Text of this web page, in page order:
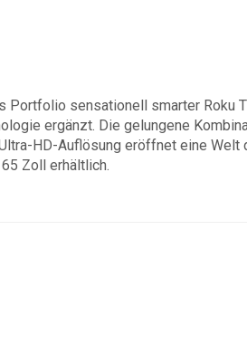
Portfolio sensationell smarter Roku
ergänzt. Die gelungene
HD-Auflösung eröffnet eine Welt
Zoll erhältlich.